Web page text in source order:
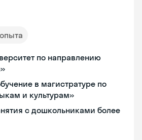
по направлению
в магистратуре по
и культурам»
с дошкольниками более